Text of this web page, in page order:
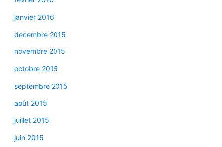
janvier 2016
décembre 2015
novembre 2015
octobre 2015
septembre 2015
août 2015
juillet 2015
juin 2015